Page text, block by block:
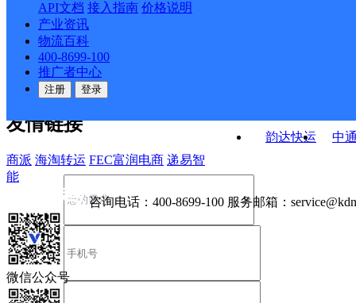
API文档 接入指南 价格说明
产业资讯
物流百科
400-8699-100
推广者中心
注册 登录
韵达快运
中
关于我们
公司介绍 企业动态
合作伙伴 快递鸟接口服务协议
户隐私政策
友情链接
商派 海淘转运 FEC富润电商 递易智
能
咨询电话： 400-8699-100 服务邮箱：
微信公众号